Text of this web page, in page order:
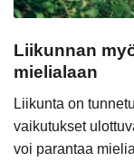
Liikunnan
mielialaan
Liikunta on
vaikutukset
voi parantaa